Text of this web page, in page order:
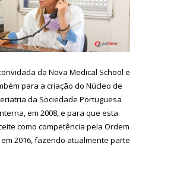
da Nova Medical School e
para a criação do Núcleo de
da Sociedade Portuguesa
em 2008, e para que esta
como competência pela Ordem
2016, fazendo atualmente parte